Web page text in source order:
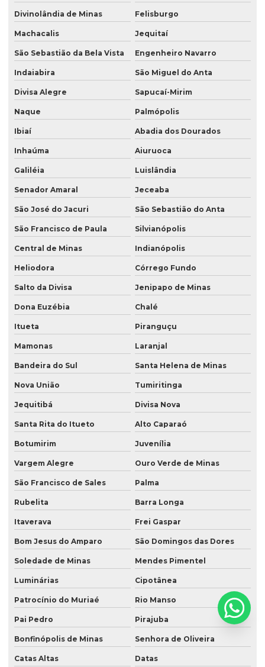
Divinolândia de Minas Felisburgo
Machacalis Jequitaí
São Sebastião da Bela Vista Engenheiro Navarro
Indaiabira São Miguel do Anta
Divisa Alegre Sapucaí-Mirim
Naque Palmópolis
Ibiaí Abadia dos Dourados
Inhaúma Aiuruoca
Galiléia Luislândia
Senador Amaral Jeceaba
São José do Jacuri São Sebastião do Anta
São Francisco de Paula Silvianópolis
Central de Minas Indianópolis
Heliodora Córrego Fundo
Salto da Divisa Jenipapo de Minas
Dona Euzébia Chalé
Itueta Piranguçu
Mamonas Laranjal
Bandeira do Sul Santa Helena de Minas
Nova União Tumiritinga
Jequitibá Divisa Nova
Santa Rita do Itueto Alto Caparaó
Botumirim Juvenília
Vargem Alegre Ouro Verde de Minas
São Francisco de Sales Palma
Rubelita Barra Longa
Itaverava Frei Gaspar
Bom Jesus do Amparo São Domingos das Dores
Soledade de Minas Mendes Pimentel
Luminárias Cipotânea
Patrocínio do Muriaé Rio Manso
Pai Pedro Pirajuba
Bonfinópolis de Minas Senhora de Oliveira
Catas Altas Datas